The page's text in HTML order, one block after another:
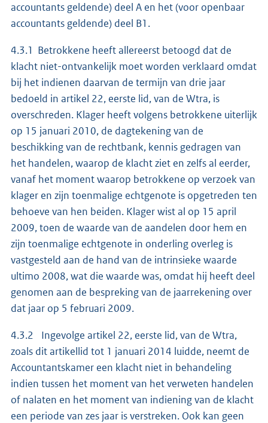
accountants geldende) deel A en het (voor openbaar
accountants geldende) deel B1.
4.3.1 Betrokkene heeft allereerst betoogd dat de
klacht niet-ontvankelijk moet worden verklaard omdat
bij het indienen daarvan de termijn van drie jaar
bedoeld in artikel 22, eerste lid, van de Wtra, is
overschreden. Klager heeft volgens betrokkene uiterlijk
op 15 januari 2010, de dagtekening van de
beschikking van de rechtbank, kennis gedragen van
het handelen, waarop de klacht ziet en zelfs al eerder,
vanaf het moment waarop betrokkene op verzoek van
klager en zijn toenmalige echtgenote is opgetreden ten
behoeve van hen beiden. Klager wist al op 15 april
2009, toen de waarde van de aandelen door hem en
zijn toenmalige echtgenote in onderling overleg is
vastgesteld aan de hand van de intrinsieke waarde
ultimo 2008, wat die waarde was, omdat hij heeft deel
genomen aan de bespreking van de jaarrekening over
dat jaar op 5 februari 2009.
4.3.2 Ingevolge artikel 22, eerste lid, van de Wtra,
zoals dit artikellid tot 1 januari 2014 luidde, neemt de
Accountantskamer een klacht niet in behandeling
indien tussen het moment van het verweten handelen
of nalaten en het moment van indiening van de klacht
een periode van zes jaar is verstreken. Ook kan geen